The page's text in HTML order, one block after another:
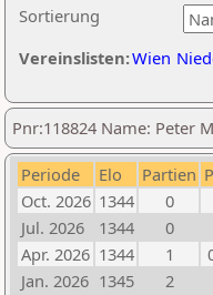
Sortierung
Vereinslisten:Wien
Pnr:118824 Name: Peter
Periode Elo Partien
Oct. 2026 1344 0
Jul. 2026
1344 0
Apr. 2026 1344 1
Jan. 2026 1345 2